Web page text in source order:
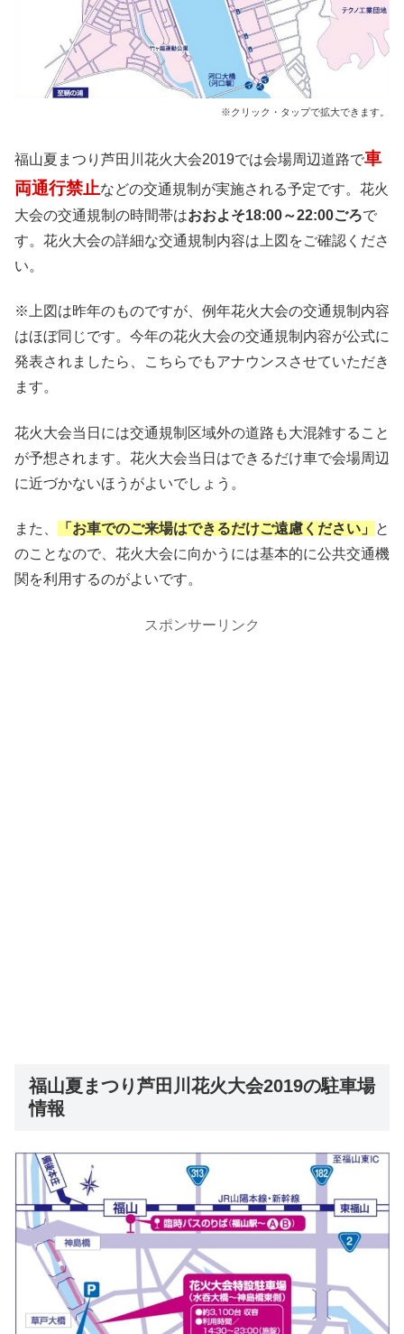
※クリック・タップで拡大できます。
福山夏まつり芦田川花火大会2019では会場周辺道路で車
両通行禁止などの交通規制が実施される予定です。花火
大会の交通規制の時間帯はおおよそ18:00～22:00ごろで
す。花火大会の詳細な交通規制内容は上図をご確認くださ
い。
※上図は昨年のものですが、例年花火大会の交通規制内容
はほぼ同じです。今年の花火大会の交通規制内容が公式に
発表されましたら、こちらでもアナウンスさせていただき
ます。
花火大会当日には交通規制区域外の道路も大混雑すること
が予想されます。花火大会当日はできるだけ車で会場周辺
に近づかないほうがよいでしょう。
また、 「お車でのご来場はできるだけご遠慮ください」
と
のことなので、花火大会に向かうには基本的に公共交通機
関を利用するのがよいです。
スポンサーリンク
福山夏まつり芦田川花火大会2019の駐車場
情報